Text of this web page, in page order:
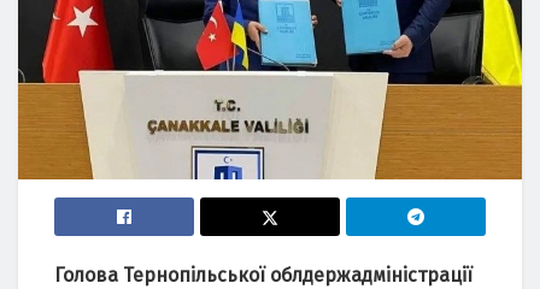
Голова Тернопільської облдержадміністрації